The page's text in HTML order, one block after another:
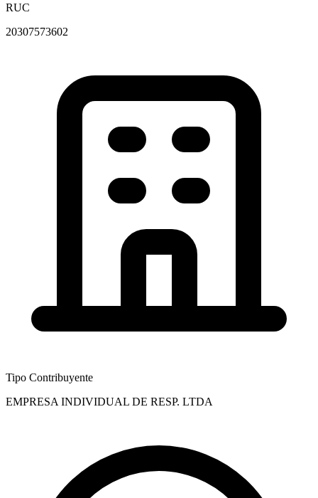
RUC
20307573602
Tipo Contribuyente
EMPRESA INDIVIDUAL DE RESP. LTDA